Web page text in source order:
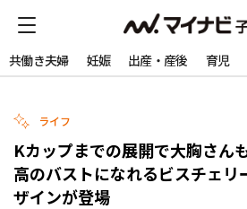
共働き夫婦 妊娠 出産・産後 育児
ライフ
Kカップまでの展開で大胸さん
高のバストになれるビスチェリ
ザインが登場